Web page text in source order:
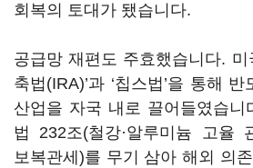
회복의 토대가 됐습니다.
공급망 재편도 주효했습니다. 미
축법(IRA)’과 ‘칩스법’을 통해
산업을 자국 내로 끌어들였습니
법 232조(철강·알루미늄 고율
보복관세)를 무기 삼아 해외 의